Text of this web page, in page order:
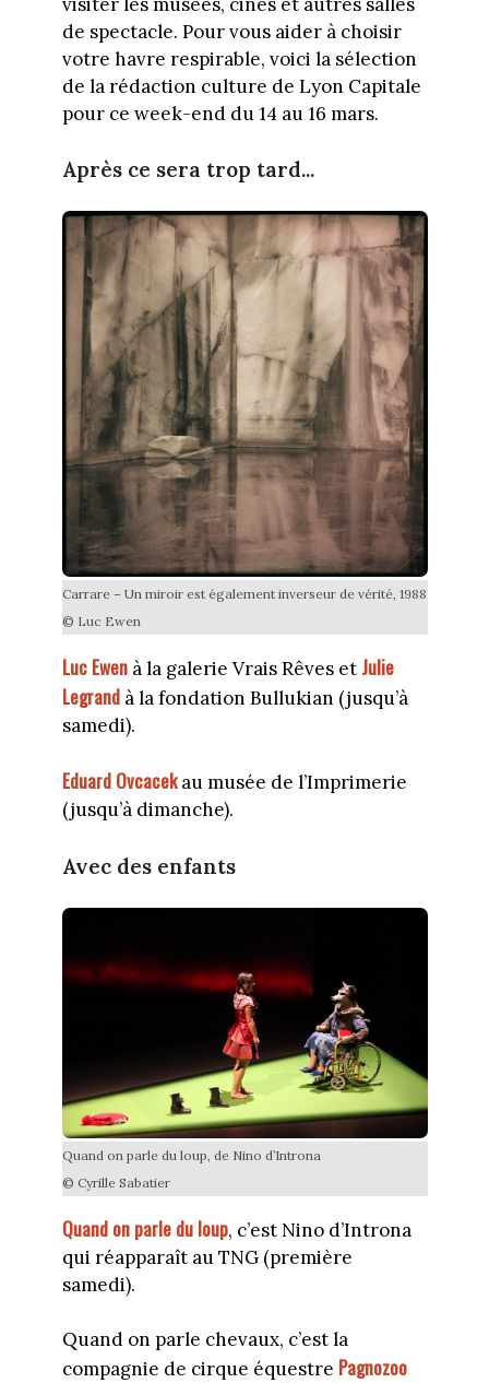
de spectacle. Pour vous aider à choisir
votre havre respirable, voici la sélection
de la rédaction culture de Lyon Capitale
pour ce week-end du 14 au 16 mars.
Après ce sera trop tard...
Carrare – Un miroir est également inverseur de vérité, 1988
© Luc Ewen
Luc Ewenà la galerie Vrais Rêves et Julie
Legrand à la fondation Bullukian (jusqu’à
samedi).
Eduard Ovcacekau musée de l’Imprimerie
(jusqu’à dimanche).
Avec des enfants
Quand on parle du loup, de Nino d’Introna
© Cyrille Sabatier
Quand on parle du loup, c’est Nino d’Introna
qui réapparaît au TNG (première
samedi).
Quand on parle chevaux, c’est la
compagnie de cirque équestre Pagnozoo